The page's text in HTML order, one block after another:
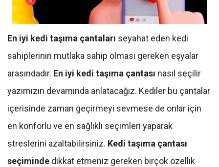
En iyi kedi taşıma çantaları seyahat eden kedi
sahiplerinin mutlaka sahip olması gereken eşyalar
arasındadır. En iyi kedi taşıma çantası nasıl seçilir
yazımızın devamında anlatacağız. Kediler bu çantalar
içerisinde zaman geçirmeyi sevmese de onlar için
en konforlu ve en sağlıklı seçimleri yaparak
streslerini azaltabilirsiniz. Kedi taşıma çantası
seçiminde dikkat etmeniz gereken birçok özellik